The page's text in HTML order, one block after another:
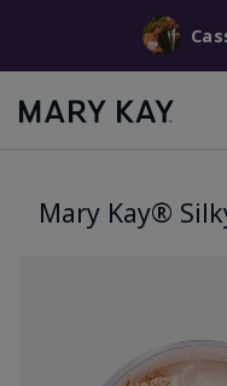
Mary Kay®